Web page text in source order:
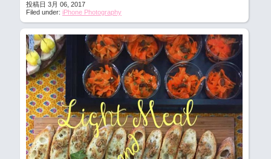
投稿日 3月 06, 2017
Filed under: iPhone Photography